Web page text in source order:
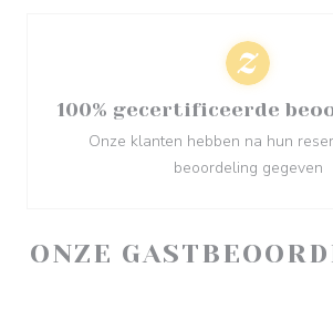
ONZE
100% gecertificeerde
Onze klanten hebben na hun
beoordeling gegeven